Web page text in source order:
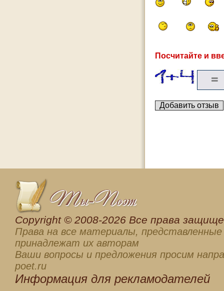
Посчитайте и
Сopyright © 2008-2026 Все права
Права на все материалы, представленные
принадлежат их авторам
Ваши вопросы и предложения просим
poet.ru
Информация для рекламодателей